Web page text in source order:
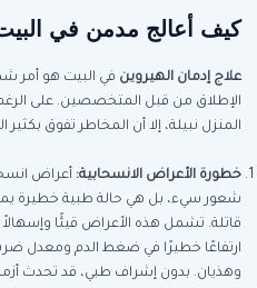
كيف أعالج مدمن في
علاج إدمان الهيروين في البيت هو أمر
الإطلاق من قبل المتخصصين. على
المنزل نبيلة، إلا أن المخاطر تفوق بكثير
خطورة الأعراض الانسحابية: أعراض
شعور سيء، بل هي حالة طبية خطيرة
قاتلة. تشمل هذه الأعراض قيئًا وإسهالاً
ارتفاعًا خطيرًا في ضغط الدم ومعدل
وهذيان. بدون إشراف طبي، قد تحدث